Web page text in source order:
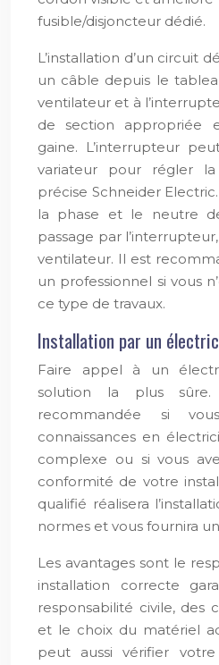
fusible/disjoncteur dédié.
L’installation d’un circuit
un câble depuis le
ventilateur et à
de section appropriée
gaine. L’interrupteur
variateur pour régler
précise Schneider
la phase et le neutre
passage par
ventilateur. Il est
un professionnel si vous
ce type de travaux.
Installation par un
Faire appel à un
solution la plus
recommandée si
connaissances en
complexe ou si vous
conformité de votre
qualifié réalisera
normes et vous fournira
Les avantages sont le
installation correcte
responsabilité civile, des
et le choix du matériel
peut aussi vérifier